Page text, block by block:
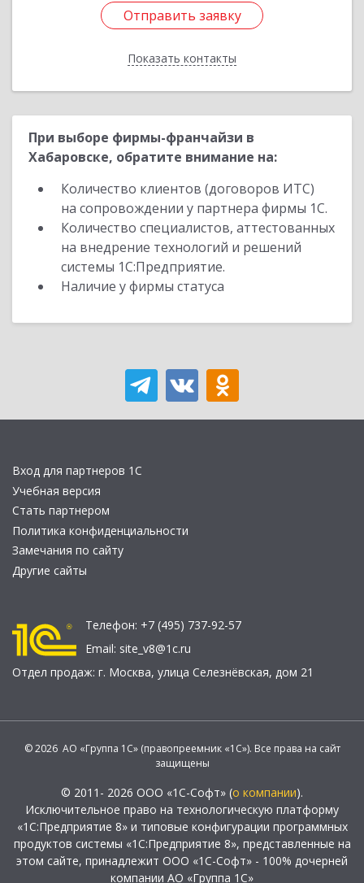
Отправить заявку
Показать контакты
Отправить заявку
Назад
При выборе фирмы-франчайзи в
Хабаровске, обратите внимание на:
Количество клиентов (договоров ИТС)
на сопровождении у партнера фирмы 1С.
Количество специалистов, аттестованных
на внедрение технологий и решений
системы 1С:Предприятие.
Наличие у фирмы статуса
Вход для партнеров 1С
Учебная версия
Стать партнером
Политика конфиденциальности
Замечания по сайту
Другие сайты
Телефон: +7 (495) 737-92-57
Email: site_v8@1c.ru
Отдел продаж: г. Москва, улица Селезнёвская, дом 21
© 2026 АО «Группа 1С» (правопреемник «1С»). Все права на сайт
защищены
© 2011- 2026 ООО «1С-Софт» (о компании).
Исключительное право на технологическую платформу
«1С:Предприятие 8» и типовые конфигурации программных
продуктов системы «1С:Предприятие 8», представленные на
этом сайте, принадлежит ООО «1С-Софт» - 100% дочерней
компании АО «Группа 1С»